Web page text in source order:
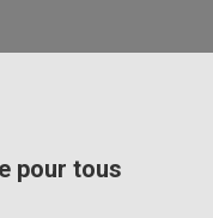
pour tous